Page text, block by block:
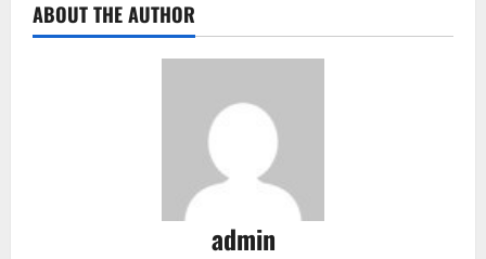
ABOUT THE AUTHOR
admin